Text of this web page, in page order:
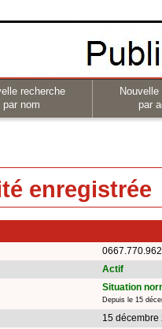
recherche
par nom
par
enregistrée
0667.770.962
Actif
Situation
Depuis le 15
15 décembre